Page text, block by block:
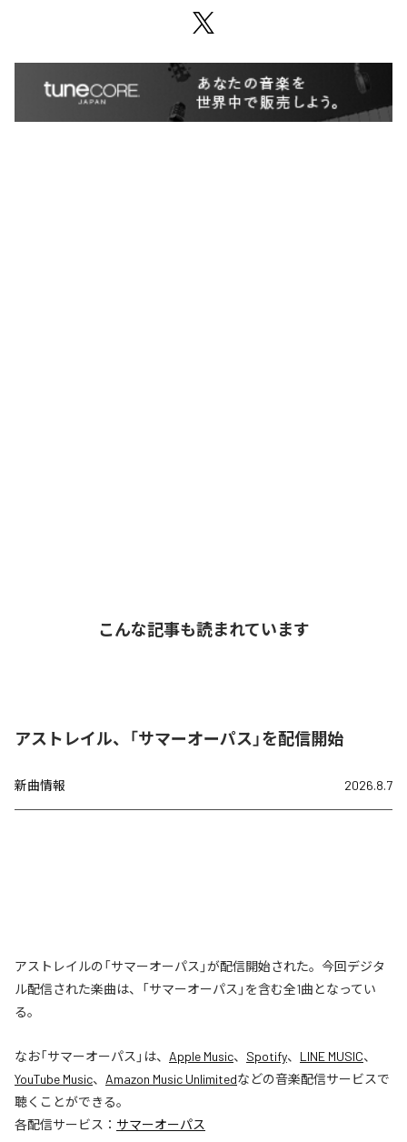
こんな記事も読まれています
アストレイル、「サマーオーパス」を配信開始
新曲情報 2026.8.7
アストレイルの「サマーオーパス」が配信開始された。今回デジタ
ル配信された楽曲は、「サマーオーパス」を含む全1曲となってい
る。
なお「サマーオーパス 」は、 Apple Music、 Spotify、 LINE MUSIC、
YouTube Music、 Amazon Music Unlimitedなどの音楽配信サービスで
聴くことができる。
各配信サービス： サマーオーパス